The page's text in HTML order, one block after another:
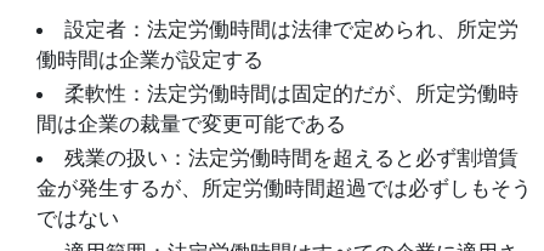
設定者：法定労働時間は法律で定められ、所定労
働時間は企業が設定する
柔軟性：法定労働時間は固定的だが、所定労働時
間は企業の裁量で変更可能である
残業の扱い：法定労働時間を超えると必ず割増賃
金が発生するが、所定労働時間超過では必ずしもそう
ではない